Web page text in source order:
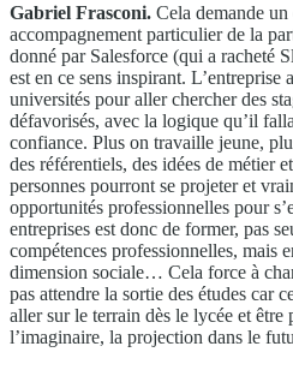
Gabriel Frasconi. Cela demande
accompagnement particulier de la
donné par Salesforce (qui a racheté
est en ce sens inspirant. L’entreprise
universités pour aller chercher des
défavorisés, avec la logique qu’il
confiance. Plus on travaille jeune,
des référentiels, des idées de métier
personnes pourront se projeter et
opportunités professionnelles pour
entreprises est donc de former, pas
compétences professionnelles, mais
dimension sociale… Cela force à
pas attendre la sortie des études car
aller sur le terrain dès le lycée et être
l’imaginaire, la projection dans le